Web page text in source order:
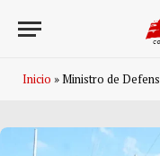
Inicio »Ministro de Defensa: